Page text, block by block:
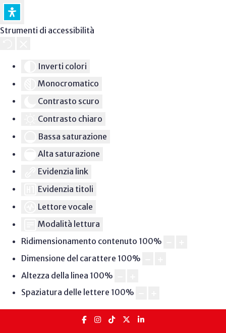
Strumenti di accessibilità
Inverti colori
Monocromatico
Contrasto scuro
Contrasto chiaro
Bassa saturazione
Alta saturazione
Evidenzia link
Evidenzia titoli
Lettore vocale
Modalità lettura
Ridimensionamento contenuto 100%
Dimensione del carattere 100%
Altezza della linea 100%
Spaziatura delle lettere 100%